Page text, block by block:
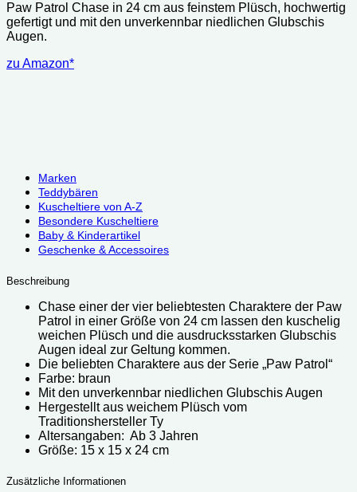
Paw Patrol Chase in 24 cm aus feinstem Plüsch, hochwertig
gefertigt und mit den unverkennbar niedlichen Glubschis
Augen.
zu Amazon*
Marken
Teddybären
Kuscheltiere von A-Z
Besondere Kuscheltiere
Baby & Kinderartikel
Geschenke & Accessoires
Beschreibung
Chase einer der vier beliebtesten Charaktere der Paw
Patrol in einer Größe von 24 cm lassen den kuschelig
weichen Plüsch und die ausdrucksstarken Glubschis
Augen ideal zur Geltung kommen.
Die beliebten Charaktere aus der Serie „Paw Patrol“
Farbe: braun
Mit den unverkennbar niedlichen Glubschis Augen
Hergestellt aus weichem Plüsch vom
Traditionshersteller Ty
Altersangaben: ‎Ab 3 Jahren
Größe: ‎15 x 15 x 24 cm
Zusätzliche Informationen